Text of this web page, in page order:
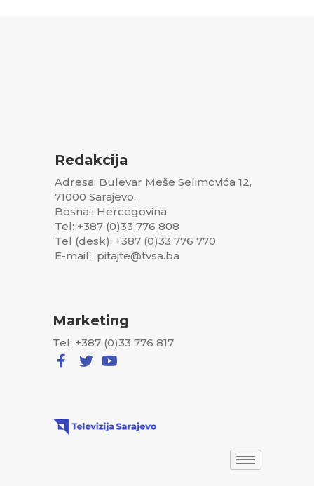
Redakcija
Adresa: Bulevar Meše Selimovića 12,
71000 Sarajevo,
Bosna i Hercegovina
Tel: +387 (0)33 776 808
Tel (desk): +387 (0)33 776 770
E-mail : pitajte@tvsa.ba
Marketing
Tel: +387 (0)33 776 817